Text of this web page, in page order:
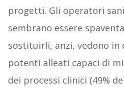
progetti. Gli operatori
sembrano essere
sostituirli, anzi, vedono in
potenti alleati capaci di
dei processi clinici (49%